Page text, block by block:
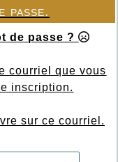
passe.
de passe ?
courriel que vous
inscription.
sur ce courriel.